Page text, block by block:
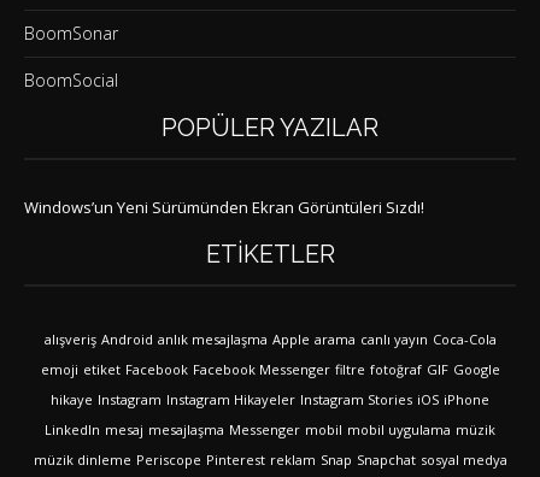
BoomSonar
BoomSocial
POPÜLER YAZILAR
Windows’un Yeni Sürümünden Ekran Görüntüleri Sızdı!
ETIKETLER
alışveriş Android anlık mesajlaşma Apple arama canlı yayın Coca-Cola
emoji etiket Facebook Facebook Messenger filtre fotoğraf GIF Google
hikaye Instagram Instagram Hikayeler Instagram Stories iOS iPhone
LinkedIn mesaj mesajlaşma Messenger mobil mobil uygulama müzik
müzik dinleme Periscope Pinterest reklam Snap Snapchat sosyal medya